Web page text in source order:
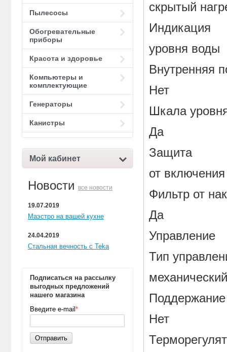
Пылесосы
Обогревательные
приборы
Красота и здоровье
Компьютеры и
комплектующие
Генераторы
Канистры
Мой кабинет
Новости все новости
19.07.2019
Маэстро на вашей кухне
24.04.2019
Стальная вечность с Teka
Подписаться на рассылку
выгодных предложений
нашего магазина
Введите e-mail *
Отправить
скрытый
Индикация
уровня воды
Внутренняя
Нет
Шкала
Да
Защита
от
Фильтр от
Да
Управление
Тип
механический
Нет